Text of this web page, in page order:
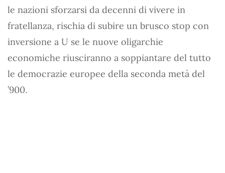
le nazioni sforzarsi da decenni di vivere in
fratellanza, rischia di subire un brusco stop con
inversione a U se le nuove oligarchie
economiche riusciranno a soppiantare del tutto
le democrazie europee della seconda metà del
’900.